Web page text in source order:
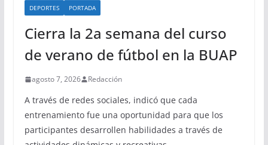
DEPORTES PORTADA
Cierra la 2a semana del curso
de verano de fútbol en la BUAP
agosto 7, 2026 Redacción
A través de redes sociales, indicó que cada
entrenamiento fue una oportunidad para que los
participantes desarrollen habilidades a través de